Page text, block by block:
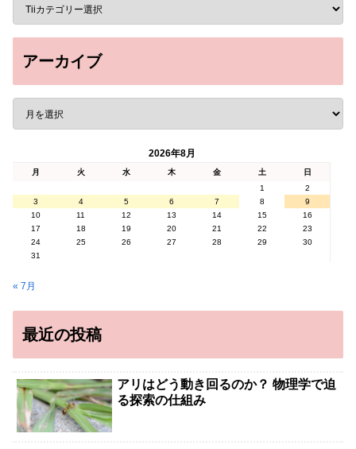
アーカイブ
2026年8月
月 火 水 木 金 土
日
1
2
3
4 5 6 7 8
9
10
11 12 13 14 15
16
17
18 19 20 21 22
23
24
25 26 27 28 29
30
31
« 7月
最近の投稿
アリはどう動き回るのか？ 物理学で迫
る探索の仕組み